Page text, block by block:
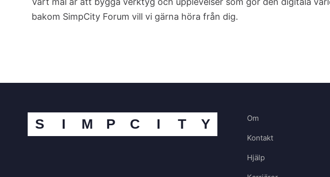
bakom SimpCity Forum vill vi gärna höra från dig.
S I M P C I T Y Om
Kontakt
Hjälp